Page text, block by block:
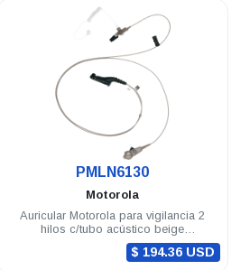
PMLN6130
Motorola
Auricular Motorola para vigilancia 2
hilos c/tubo acústico beige
DGP4150/6150 DGP5000/8000 APX
$ 194.36 USD